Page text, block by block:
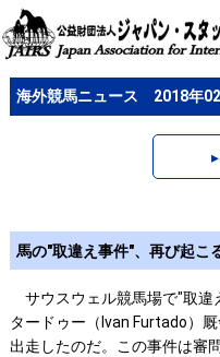
海外競馬ニュース 2018年
馬の"取違え事件"、再び起こ
サウスウェル競馬場で"取違
タードゥー（Ivan Furtado）
出走したのだ。この事件は審